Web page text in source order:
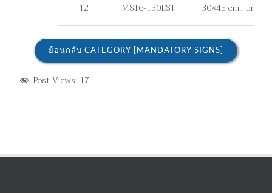
12 MS16-130EST 30×45 cm.,
ย้อนกลับ CATEGORY [MANDATORY SIGNS]
Post Views: 17